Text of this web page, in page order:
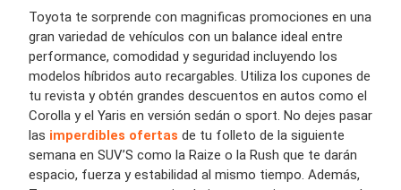
Toyota te sorprende con magnificas promociones en una
gran variedad de vehículos con un balance ideal entre
performance, comodidad y seguridad incluyendo los
modelos híbridos auto recargables. Utiliza los cupones de
tu revista y obtén grandes descuentos en autos como el
Corolla y el Yaris en versión sedán o sport. No dejes pasar
las imperdibles ofertas de tu folleto de la siguiente
semana en SUV’S como la Raize o la Rush que te darán
espacio, fuerza y estabilidad al mismo tiempo. Además,